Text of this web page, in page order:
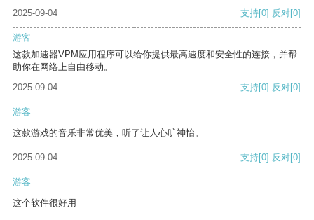
2025-09-04 支持[0] 反对[0]
游客
这款加速器VPM应用程序可以给你提供最高速度和安全性的连接，并帮
助你在网络上自由移动。
2025-09-04
支持[0] 反对[0]
游客
这款游戏的音乐非常优美，听了让人心旷神怡。
2025-09-04 支持[0] 反对[0]
游客
这个软件很好用